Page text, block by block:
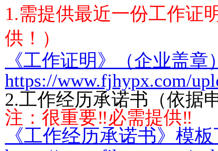
1.需提供最近一份工作证
供！ ）
《工作证明》（企业盖
https://www.fjhypx.com/
2.工作经历承诺书（依据
注：很重要‼必需提供‼
《工作经历承诺书》模